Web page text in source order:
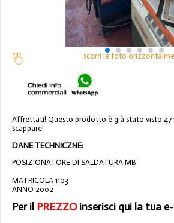
scorri le foto
Affrettati! Questo prodotto è già stato visto 47
scappare!
DANE TECHNICZNE:
POSIZIONATORE DI SALDATURA MB
MATRICOLA 1103
ANNO 2002
Per il PREZZOinserisci qui la tua